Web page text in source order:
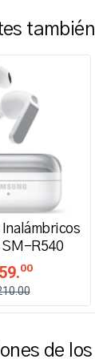
SM-R540
00
de